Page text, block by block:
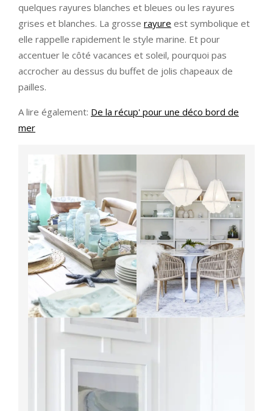
quelques rayures blanches et bleues ou les rayures
grises et blanches. La grosse rayure est symbolique et
elle rappelle rapidement le style marine. Et pour
accentuer le côté vacances et soleil, pourquoi pas
accrocher au dessus du buffet de jolis chapeaux de
pailles.
A lire également: De la récup' pour une déco bord de
mer